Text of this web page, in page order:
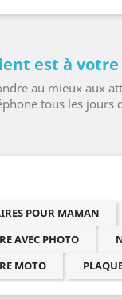
est à votre
au mieux aux
tous les jours
POUR MAMAN
AVEC PHOTO
MOTO